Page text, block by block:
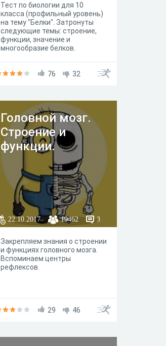
Тест по биологии для 10
класса (профильный уровень)
на тему "Белки". Затронуты
следующие темы: строение,
функции, значение и
многообразие белков.
76 32
Головной мозг.
Строение и
функции.
22.10.2017 19462 3
Закрепляем знания о строении
и функциях головного мозга.
Вспоминаем центры
рефлексов.
29 46